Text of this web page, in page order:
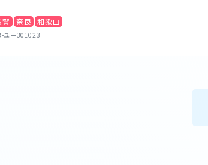
賀 奈良 和歌山
ユー301023